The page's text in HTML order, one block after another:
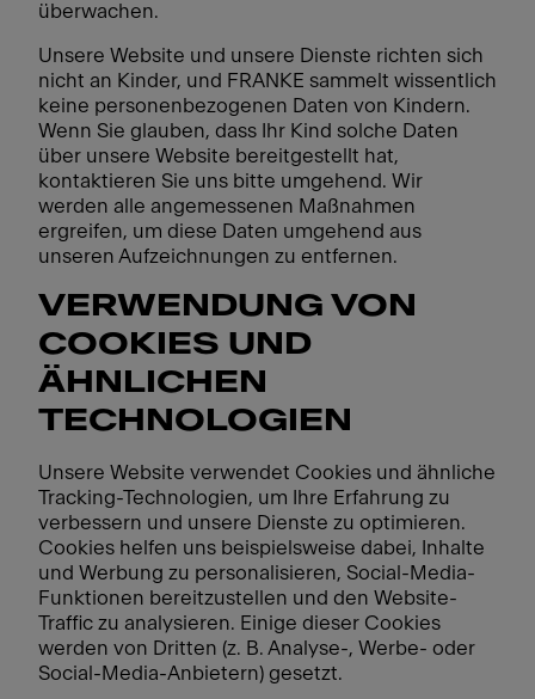
überwachen.
Unsere Website und unsere Dienste richten sich
nicht an Kinder, und FRANKE sammelt wissentlich
keine personenbezogenen Daten von Kindern.
Wenn Sie glauben, dass Ihr Kind solche Daten
über unsere Website bereitgestellt hat,
kontaktieren Sie uns bitte umgehend. Wir
werden alle angemessenen Maßnahmen
ergreifen, um diese Daten umgehend aus
unseren Aufzeichnungen zu entfernen.
VERWENDUNG VON
COOKIES UND
ÄHNLICHEN
TECHNOLOGIEN
Unsere Website verwendet Cookies und ähnliche
Tracking-Technologien, um Ihre Erfahrung zu
verbessern und unsere Dienste zu optimieren.
Cookies helfen uns beispielsweise dabei, Inhalte
und Werbung zu personalisieren, Social-Media-
Funktionen bereitzustellen und den Website-
Traffic zu analysieren. Einige dieser Cookies
werden von Dritten (z. B. Analyse-, Werbe- oder
Social-Media-Anbietern) gesetzt.